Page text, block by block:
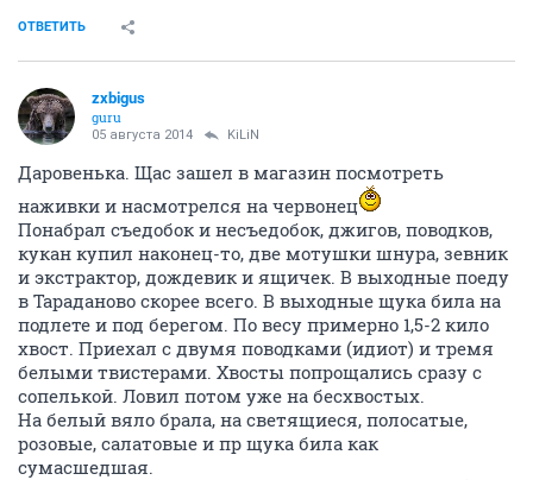
ОТВЕТИТЬ
zxbigus
guru
05 августа 2014 KiLiN
Даровенька. Щас зашел в магазин посмотреть
наживки и насмотрелся на червонец
Понабрал съедобок и несъедобок, джигов, поводков,
кукан купил наконец-то, две мотушки шнура, зевник
и экстрактор, дождевик и ящичек. В выходные поеду
в Тараданово скорее всего. В выходные щука била на
подлете и под берегом. По весу примерно 1,5-2 кило
хвост. Приехал с двумя поводками (идиот) и тремя
белыми твистерами. Хвосты попрощались сразу с
сопелькой. Ловил потом уже на бесхвостых.
На белый вяло брала, на светящиеся, полосатые,
розовые, салатовые и пр щука била как
сумасшедшая.